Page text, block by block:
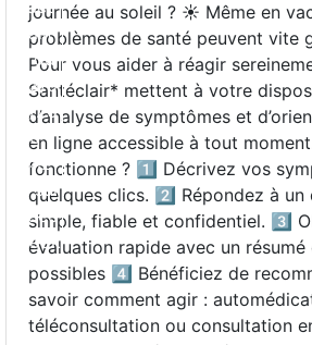
journée au soleil ? ☀️ Même en
problèmes de santé peuvent vite
Pour vous aider à réagir
Santéclair* mettent à votre
d’analyse de symptômes et
en ligne accessible à tout
fonctionne ? 1️⃣ Décrivez vos
quelques clics. 2️⃣ Répondez à un
simple, fiable et confidentiel. 3️⃣
évaluation rapide avec un résumé
possibles 4️⃣ Bénéficiez de
savoir comment agir :
téléconsultation ou consultation